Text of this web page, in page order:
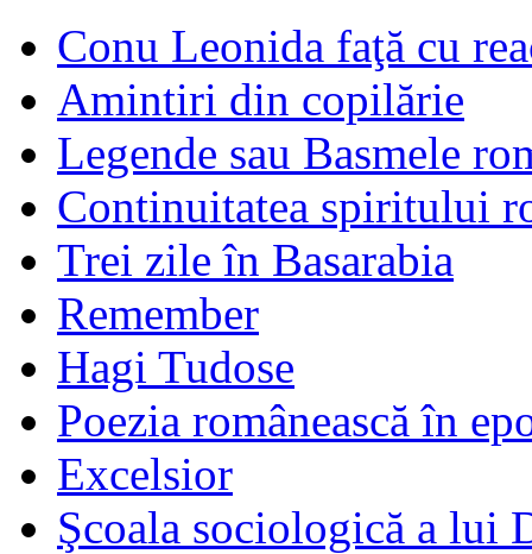
Conu Leonida faţă cu
Amintiri din copilărie
Legende sau Basmele
Continuitatea spiritului
Trei zile în Basarabia
Remember
Hagi Tudose
Poezia românească în
Excelsior
Şcoala sociologică a lui